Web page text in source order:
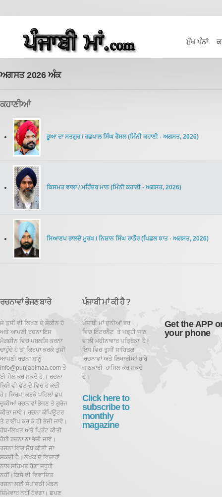
ਮੁੱਖ ਪੰਨਾਂ
ਅਗਸਤ 2026 ਅੰਕ
ਕਹਾਣੀਆਂ
ਭੂਆ ਦਾ ਸਤਗੁਰ/ ਰਛਪਾਲ ਸਿੰਘ ਰੈਸਲ(ਮਿੰਨੀ ਕਹਾਣੀ- ਅਗਸਤ, 2026)
ਕਿਸਮਤ ਵਾਲਾ/ ਮਹਿੰਦਰ ਮਾਨ(ਮਿੰਨੀ ਕਹਾਣੀ- ਅਗਸਤ, 2026)
ਸਿਆਣਪ ਭਾਲਦੇ ਮੂਰਖ਼/ ਨਿਸ਼ਾਨ ਸਿੰਘ ਰਾਠੌਰ(ਪਿਛਲ ਝਾਤ- ਅਗਸਤ, 2026)
ਰਚਨਾਵਾਂ ਭੇਜਣ ਬਾਰੇ
ਜੇ ਤੁਸੀਂ ਵੀ ਲਿਖਣ ਦੇ ਸ਼ੌਕੀਨ ਹੋ
ਅਤੇ ਆਪਣੀ ਰਚਨਾ ਇਸ
ਮੈਗਜ਼ੀਨ ਵਿਚ ਪਬਲਸ਼ਿ ਕਰਨਾ
ਚਾਹੁੰਦੇ ਹੋ ਤਾਂ ਕਿਰਪਾ ਕਰਕੇ ਤੁਸੀਂ
ਆਪਣੀ ਰਚਨਾ ਸਾਨੂੰ
info@punjabimaa.com ਤੇ
ਈ-ਮੇਲ ਕਰ ਸਕਦੇ ਹੋ । ਰਚਨਾ
ਕਿਸੇ ਵੀ ਫੋਂਟ ਦੇ ਵਿਚ ਹੋ ਕਦੀ
ਹੈ। ਕਿਰਪਾ ਕਰਕੇ ਪਹਿਲਾਂ ਛਪ
ਚੁਕੀਆਂ ਰਚਨਾਵਾਂ ਭੇਜਣ ਤੋ ਗੁਰੇਜ
ਕੀਤਾ ਜਾਵੇ। ਰਚਨਾ ਕੰਪਿਊਟਰ
ਤੇ ਟਾਈਪ ਕਰ ਕੇ ਹੀ ਭੇਜੀ ਜਾਵੇ।
ਹੱਥ-ਲਿਖਤ ਅਤੇ ਪ੍ਰਿੰਟ ਕੀਤੀ
ਹੋਈ ਰਚਨਾ ਨਾ ਭੇਜੀ ਜਾਵੇ।
ਰਚਨਾ ਵਿਚ ਸੋਧ ਕੀਤੀ ਜਾ
ਸਕਦੀ ਹੈ। ਲੇਖਕ ਦੇ ਵਿਚਾਰਾਂ
ਨਾਲ ਸਹਿਮਤ ਹੋਣਾ ਜ਼ਰੂਰੀ
ਨਹੀਂ।ਕਿਸੇ ਵੀ ਵਿਵਾਦਿਤ
ਰਚਨਾ ਲਈ ਸੰਪਾਦਕੀ ਮੰਡਲ
ਜ਼ਿੰਮੇਵਾਰ ਨਹੀਂ ਹੋਵੇਗਾ। ਛਪਣ
ਪੰਜਾਬੀ ਮਾਂ ਕੀ ਹੈ ?
ਪੰਜਾਬੀ ਮਾਂ ਦੁਨੀਆਂ ਭਰ
ਵਿਚ ਇੰਟਰਨੈਟ ਤੇ ਪਡ਼੍ਹੀ ਜਾਣ
ਵਾਲੀ ਮਹੀਨਾਵਾਰ ਪਤ੍ਰਿਕਾ ਹੈ |
ਇਸ ਵਿਚ ਤੁਸੀਂ ਸਾਹਿਤਕ
ਰਚਨਾਵਾਂ ਅਤੇ ਲਿਖਾਰੀਆਂ ਬਾਰੇ
ਜਾਣਕਾਰੀ ਹਾਸਿਲ ਕਰ ਸਕਦੇ
ਹੋ।
Click here to
subscribe to
monthly
magazine
Get the APP
your phone